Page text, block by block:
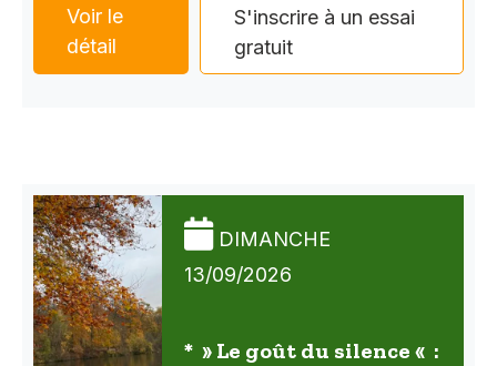
Voir le
détail
S'inscrire à un essai
gratuit
DIMANCHE
13/09/2026
* » Le goût du silence « :